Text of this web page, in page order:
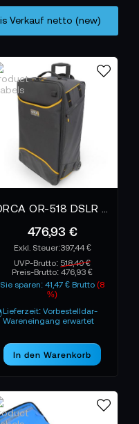
476,93 €
397,44 €
UVP-Brutto: 518,40 €
Preis-Brutto:476,93 €
Sie sparen: 41,47 € Brutto(8
%)
Lieferzeit: Vorbestelldar-
Wareneingang erwartet
In den Warenkorb